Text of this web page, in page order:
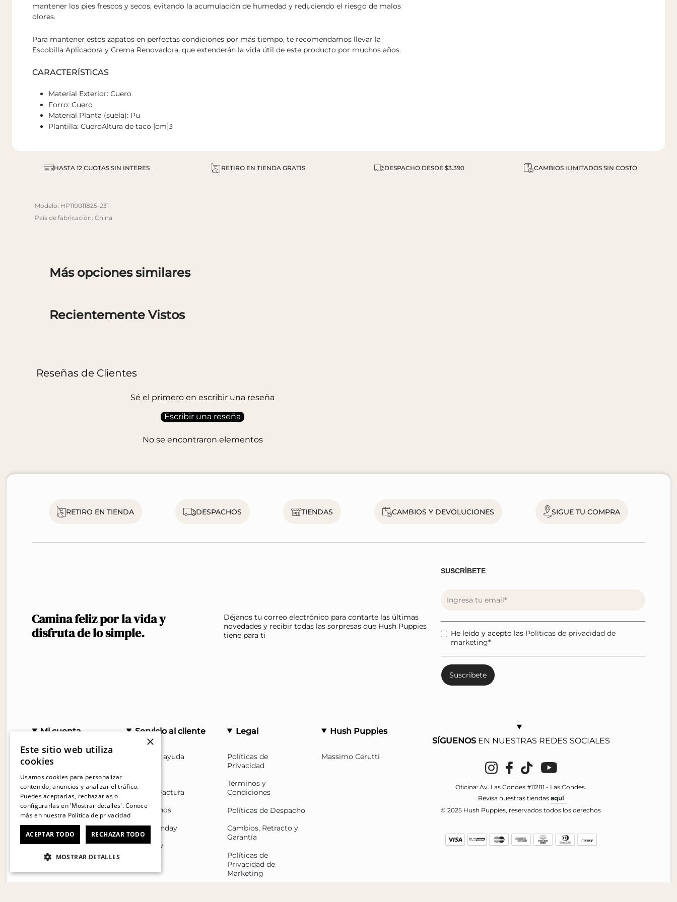
mantener los pies frescos y secos, evitando la acumulación de humedad y reduciendo el riesgo de malos
olores.
Para mantener estos zapatos en perfectas condiciones por más tiempo, te recomendamos llevar la
Escobilla Aplicadora y Crema Renovadora, que extenderán la vida útil de este producto por muchos años.
CARACTERÍSTICAS
Material Exterior: Cuero
Forro: Cuero
Material Planta (suela): Pu
Plantilla: CueroAltura de taco [cm]3
HASTA 12 CUOTAS SIN INTERES RETIRO EN TIENDA GRATIS DESPACHO DESDE $3.390 CAMBIOS ILIMITADOS SIN COSTO
Modelo: HP110011825-231
País de fabricación: China
Más opciones similares
Recientemente Vistos
Reseñas de Clientes
Sé el primero en escribir una reseña
Escribir una reseña
No se encontraron elementos
RETIRO EN TIENDA DESPACHOS TIENDAS CAMBIOS Y DEVOLUCIONES SIGUE TU COMPRA
Camina feliz por la vida y
disfruta de lo simple.
Déjanos tu correo electrónico para contarte las últimas
novedades y recibir todas las sorpresas que Hush Puppies
tiene para ti
SUSCRÍBETE
He leído y acepto las Políticas de privacidad de
marketing*
Mi cuenta
Mi cuenta
Sigue tu compra
Ver Boleta / Ticket de
Cambio
Servicio al cliente
Centro de ayuda
Solicitar Factura
Contactanos
Cyber Monday
Cyber Day
Legal
Políticas de
Privacidad
Términos y
Condiciones
Políticas de Despacho
Cambios, Retracto y
Garantía
Políticas de
Privacidad de
Marketing
Hush Puppies
Massimo Cerutti
SÍGUENOSEN NUESTRAS REDES SOCIALES
Instagram
Facebook
TikTok YouTube
Oficina: Av. Las Condes #11281 - Las Condes.
Revisa nuestras tiendasaquí
© 2025 Hush Puppies, reservados todos los derechos
×
Este sitio web utiliza
cookies
Usamos cookies para personalizar
contenido, anuncios y analizar el tráfico.
Puedes aceptarlas, rechazarlas o
configurarlas en 'Mostrar detalles'. Conoce
más en nuestra Política de privacidad
ACEPTAR TODO RECHAZAR TODO
MOSTRAR DETALLES